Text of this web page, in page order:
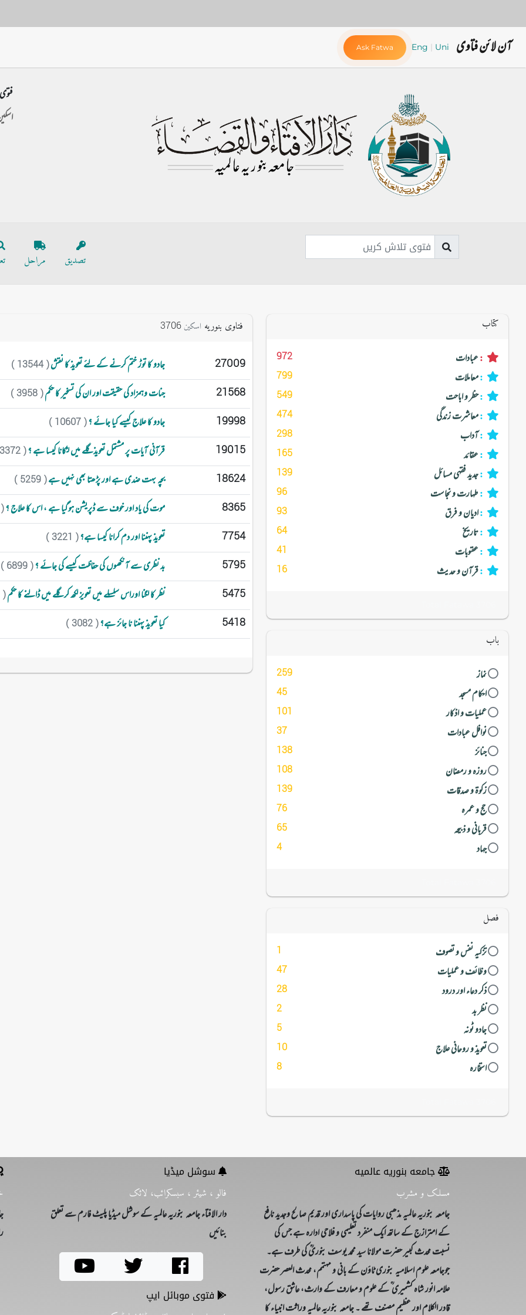
آن لائن فتاوی Eng Uni
Ask Fatwa
تصدیق مراحل
کتاب
: عبادات 972
:معاملات 799
:حظر و اباحت 549
:معاشرت زندگی 474
:آداب 298
: عقائد 165
:جدید فقہی مسائل 139
: طہارت و نجاست 96
:ادیان و فرق 93
:تاریخ 64
: عقوبات 41
:قرآن و حدیث 16
باب
نماز 259
احکام مسجد 45
عملیات و اذکار 101
نوافل عبادات 37
جنائز 138
روزہ و رمضان 108
زکوۃ و صدقات 139
حج و عمرہ 76
قربانی و ذبیحہ 65
جہاد 4
فصل
تزکیہ نفس و تصوف 1
وظائف و عملیات 47
ذکر دعاء اور درود 28
نظر بد 2
جادو ٹونہ 5
تعویذ و روحانی علاج 10
استخارہ 8
فتاوی بنوریه اسکین3706
27009 جادو کا توڑ ختم کرنے کے لئے تعویذ کا نقش( 13544 )
21568 جنات وہمزاد کی حقیقت اور ان کی تسخیر کا حکم( 3958 )
19998 جادو کا علاج کیسے کیا جائے ؟( 10607 )
19015 قرآنی آیات پر مشتمل تعویذ گلے میں لٹکانا کیسا ہے ؟( 3372 )
18624 بچہ بہت ضدی ہے اور پڑھتا بھی نہیں ہے( 5259 )
8365 موت کی یاد اور خوف سے ڈپریشن ہوگیا ہے ، اس کا علاج ؟)
7754 تعویذ پہننا اور دم کرانا کیسا ہے؟( 3221 )
5795 بد نظری سے آنکھوں کی حفاظت کیسے کی جائے ؟( 6899 )
5475 نظر کا لگنا اوراس سلسلے میں تعویز لکھ کر گلے میں ڈالنے کا حکم( 3706 )
5418 کیا تعویذ پہننا نا جائز ہے؟( 3082 )
جامعه بنوریه عالمیه
مسلک و مشرب
جامعہ بنوریہ عالمیہ مذھبی روایات کی پاسداری اور قدیم صالح وجدید نافع
کے امترازج کے ساتھ ایک منفرد تعلیمی و فلاحی ادارہ ہے جس کی
نسبت محدث کبیر حضرت مولانا سید محمد یوسف بنوریؒ کی طرف ہے۔
جوجامعہ علوم اسلامیہ بنوری ٹاؤن کے بانی و مہتمم، محدث العصر حضرت
علامہ انور شاہ کشمیری ؒ کے علوم و معارف کے وارث، عاشق رسول،
قادر الکلام اور عظیم مصنف تھے ۔ جامعہ بنوریہ عالمیہ وراثت انبیاء کا
سوشل میڈیا
فالو ، شیئر ، سبسکرائب، لائک
دار الافتاء جامعہ بنوریہ عالمیہ کے سوشل میڈیا پلیٹ فارم سے تعلق
بنائیں
فتوی موبائل ایپ